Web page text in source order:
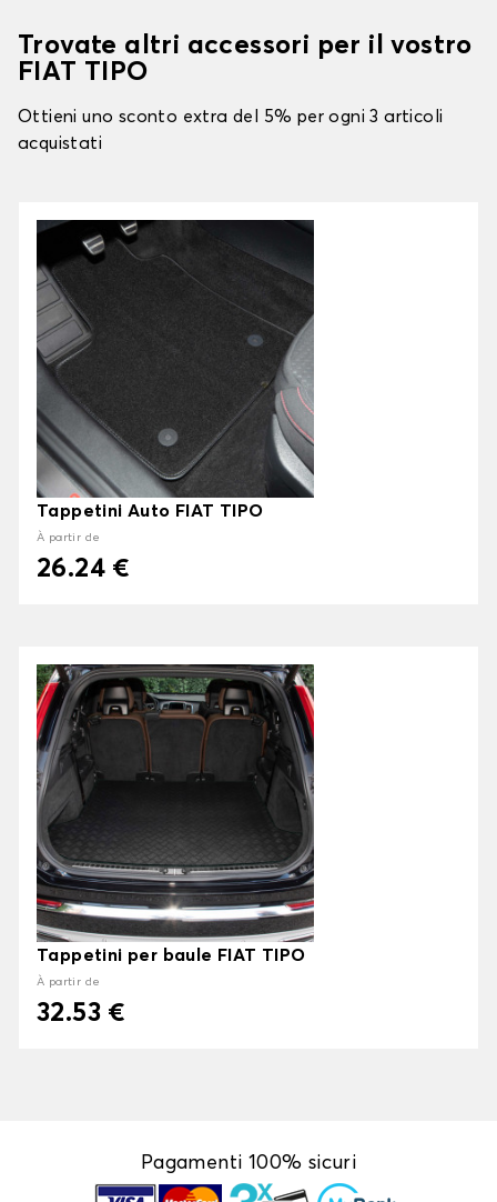
Trovate altri accessori per il vostro
FIAT TIPO
Ottieni uno sconto extra del 5% per ogni 3 articoli
acquistati
Tappetini Auto FIAT TIPO
À partir de
26.24 €
Tappetini per baule FIAT TIPO
À partir de
32.53 €
Pagamenti 100% sicuri